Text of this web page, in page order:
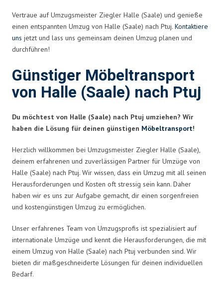
Vertraue auf Umzugsmeister Ziegler Halle (Saale) und genieße
einen entspannten Umzug von Halle (Saale) nach Ptuj. Kontaktiere
uns jetzt und lass uns gemeinsam deinen Umzug planen und
durchführen!
Günstiger Möbeltransport
von Halle (Saale) nach Ptuj
Du möchtest von Halle (Saale) nach Ptuj umziehen? Wir
haben die Lösung für deinen günstigen Möbeltransport!
Herzlich willkommen bei Umzugsmeister Ziegler Halle (Saale),
deinem erfahrenen und zuverlässigen Partner für Umzüge von
Halle (Saale) nach Ptuj. Wir wissen, dass ein Umzug mit all seinen
Herausforderungen und Kosten oft stressig sein kann. Daher
haben wir es uns zur Aufgabe gemacht, dir einen sorgenfreien
und kostengünstigen Umzug zu ermöglichen.
Unser erfahrenes Team von Umzugsprofis ist spezialisiert auf
internationale Umzüge und kennt die Herausforderungen, die mit
einem Umzug von Halle (Saale) nach Ptuj verbunden sind. Wir
bieten dir maßgeschneiderte Lösungen für deinen individuellen
Bedarf.